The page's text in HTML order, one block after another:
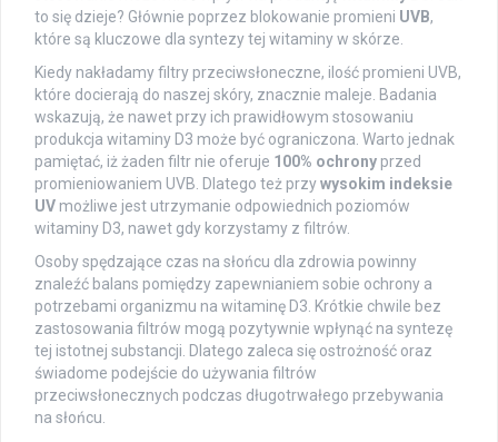
to się dzieje? Głównie poprzez blokowanie promieni UVB,
które są kluczowe dla syntezy tej witaminy w skórze.
Kiedy nakładamy filtry przeciwsłoneczne, ilość promieni UVB,
które docierają do naszej skóry, znacznie maleje. Badania
wskazują, że nawet przy ich prawidłowym stosowaniu
produkcja witaminy D3 może być ograniczona. Warto jednak
pamiętać, iż żaden filtr nie oferuje 100% ochrony przed
promieniowaniem UVB. Dlatego też przywysokim indeksie
UV możliwe jest utrzymanie odpowiednich poziomów
witaminy D3, nawet gdy korzystamy z filtrów.
Osoby spędzające czas na słońcu dla zdrowia powinny
znaleźć balans pomiędzy zapewnianiem sobie ochrony a
potrzebami organizmu na witaminę D3. Krótkie chwile bez
zastosowania filtrów mogą pozytywnie wpłynąć na syntezę
tej istotnej substancji. Dlatego zaleca się ostrożność oraz
świadome podejście do używania filtrów
przeciwsłonecznych podczas długotrwałego przebywania
na słońcu.